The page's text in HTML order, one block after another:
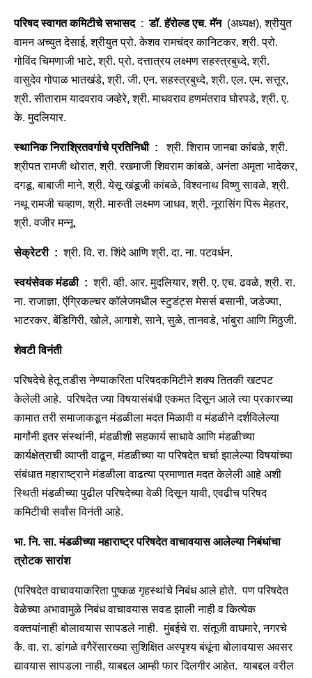
परिषद स्वागत कमिटीचे सभासद :डॉ. हॅरोल्ड एच. मॅन (अध्यक्ष), श्रीयुत
वामन अच्युत देसाई, श्रीयुत प्रो. केशव रामचंद्र कानिटकर, श्री. प्रो.
गोविंद चिमणाजी भाटे, श्री. प्रो. दत्तात्रय लक्ष्मण सहस्त्रबुध्दे, श्री.
वासुदेव गोपाळ भातखंडे, श्री. जी. एन. सहस्त्रबुध्दे, श्री. एल. एम. सत्तूर,
श्री. सीताराम यादवराव जव्हेरे, श्री. माधवराव हणमंतराव घोरपडे, श्री. ए.
के. मुदलियार.
स्थानिक निराश्रितवर्गाचे प्रतिनिधी : श्री. शिराम जानबा कांबळे, श्री.
श्रीपत रामजी थोरात, श्री. रखमाजी शिवराम कांबळे, अनंता अमृता भादेकर,
दगडू, बाबाजी माने, श्री. येसू खंडूजी कांबळे, विश्वनाथ विष्णु सावळे, श्री.
नथू रामजी चव्हाण, श्री. मारुती लक्ष्मण जाधव, श्री. नूरासिंग पिरू मेहतर,
श्री. वजीर मन्नू.
सेक्रेटरी : श्री. वि. रा. शिंदे आणि श्री. दा. ना. पटवर्धन.
स्वयंसेवक मंडळी : श्री. व्ही. आर. मुदलियार, श्री. ए. एच. ढवळे, श्री. रा.
ना. राजाज्ञा, ऍग्रिकल्चर कॉलेजमधील स्टुडंट्स मेसर्स बसानी, जडेज्या,
भाटरकर, बेंडिगिरी, खोले, आगाशे, साने, सुळे, तानवडे, भांबुरा आणि मिठुजी.
शेवटी विनंती
परिषदेचे हेतू तडीस नेण्याकरिता परिषदकमिटीने शक्य तितकी खटपट
केलेली आहे. परिषदेत ज्या विषयासंबंधी एकमत दिसून आले त्या प्रकारच्या
कामात तरी समाजाकडून मंडळीला मदत मिळावी व मंडळीने दर्शविलेल्या
मार्गांनी इतर संस्थांनी, मंडळीशी सहकार्य साधावे आणि मंडळीच्या
कार्यक्षेत्राची व्याप्ती वाढून, मंडळीच्या या परिषदेत चर्चा झालेल्या विषयांच्या
संबंधात महाराष्ट्राने मंडळीला वाढत्या प्रमाणात मदत केलेली आहे अशी
स्थिती मंडळीच्या पुढील परिषदेच्या वेळी दिसून यावी, एवढीच परिषद
कमिटीची सर्वांस विनंती आहे.
भा. नि. सा. मंडळीच्या महाराष्ट्र परिषदेतवाचावयास आलेल्या निबंधांचा
त्रोटक सारांश
(परिषदेत वाचावयाकरिता पुष्कळ गृहस्थांचे निबंध आले होते. पण परिषदेत
वेळेच्या अभावामुळे निबंध वाचावयास सवड झाली नाही व कित्येक
वक्तयांनाही बोलावयास सापडले नाही. मुंबईचे रा. संतूजी वाघमारे, नगरचे
कै. वा. रा. डांगळे वगैरेंसारख्या सुशिक्षित अस्पृश्य बंधूंना बोलावयास अवसर
द्यावयास सापडला नाही, याबद्दल आम्ही फार दिलगीर आहेत. याबद्दल वरील